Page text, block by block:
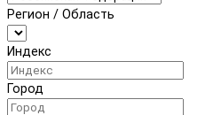
Регион / Область
Индекс
Город